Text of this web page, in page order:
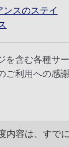
ンスのステイ
を含む各種サ
ご利用への感
内容は、すで